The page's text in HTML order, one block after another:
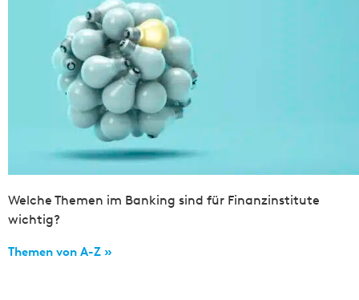
Welche Themen im Banking sind für Finanzinstitute
wichtig?
Themen von A-Z »